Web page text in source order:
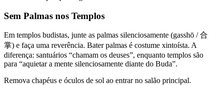
Sem Palmas nos Templos
Em templos budistas, junte as palmas silenciosamente (gasshō / 合
掌) e faça uma reverência. Bater palmas é costume xintoísta. A
diferença: santuários “chamam os deuses”, enquanto templos são
para “aquietar a mente silenciosamente diante do Buda”.
Remova chapéus e óculos de sol ao entrar no salão principal.